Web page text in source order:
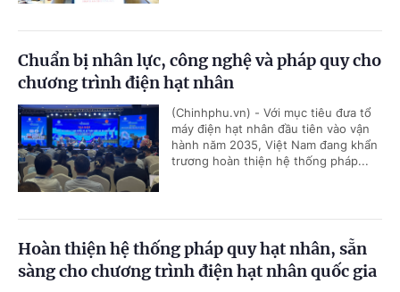
Chuẩn bị nhân lực, công nghệ và pháp quy cho
chương trình điện hạt nhân
(Chinhphu.vn) - Với mục tiêu đưa tổ
máy điện hạt nhân đầu tiên vào vận
hành năm 2035, Việt Nam đang khẩn
trương hoàn thiện hệ thống pháp...
Hoàn thiện hệ thống pháp quy hạt nhân, sẵn
sàng cho chương trình điện hạt nhân quốc gia